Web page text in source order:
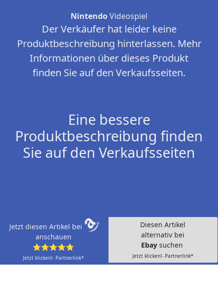
NintendoVideospiel
Der Verkäufer hat leider keine
Produktbeschreibung hinterlassen. Mehr
Informationen über dieses Produkt
finden Sie auf den Verkaufsseiten.
Eine bessere
Produktbeschreibung finden
Sie auf den Verkaufsseiten
Jetzt diesen Artikel bei
anschauen
⭐⭐⭐⭐⭐
Jetzt klicken!- Partnerlink*
Diesen Artikel
alternativ bei
Ebay suchen
Jetzt klicken!- Partnerlink*